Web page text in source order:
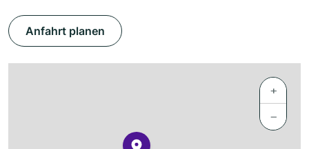
Anfahrt planen
+
−